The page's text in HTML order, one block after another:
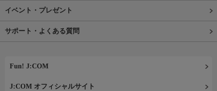
イベント・プレゼント
サポート・よくある質問
Fun! J:COM
J:COM オフィシャルサイト